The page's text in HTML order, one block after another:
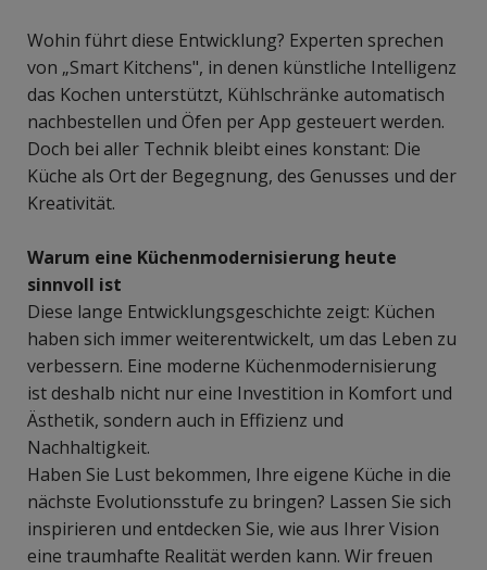
Wohin führt diese Entwicklung? Experten sprechen
von „Smart Kitchens", in denen künstliche Intelligenz
das Kochen unterstützt, Kühlschränke automatisch
nachbestellen und Öfen per App gesteuert werden.
Doch bei aller Technik bleibt eines konstant: Die
Küche als Ort der Begegnung, des Genusses und der
Kreativität.
Warum eine Küchenmodernisierung heute
sinnvoll ist
Diese lange Entwicklungsgeschichte zeigt: Küchen
haben sich immer weiterentwickelt, um das Leben zu
verbessern. Eine moderne Küchenmodernisierung
ist deshalb nicht nur eine Investition in Komfort und
Ästhetik, sondern auch in Effizienz und
Nachhaltigkeit.
Haben Sie Lust bekommen, Ihre eigene Küche in die
nächste Evolutionsstufe zu bringen? Lassen Sie sich
inspirieren und entdecken Sie, wie aus Ihrer Vision
eine traumhafte Realität werden kann. Wir freuen